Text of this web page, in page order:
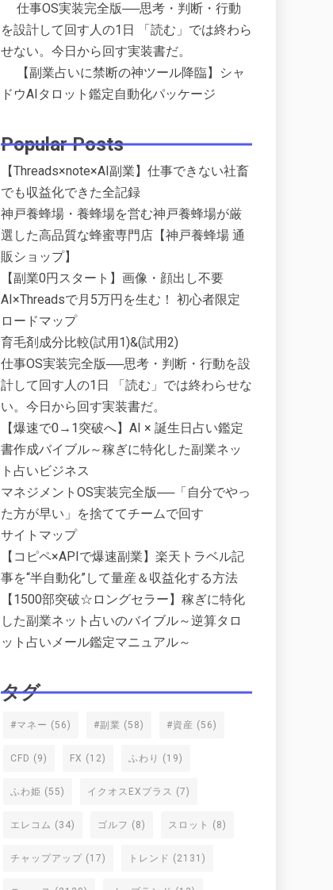
仕事OS実装完全版──思考・判断・行動
を設計して回す人の1日 「読む」では終わら
せない。今日から回す実装書だ。
【副業占いに禁断の神ツール降臨】シャ
ドウAIタロット鑑定自動化パッケージ
Popular Posts
【Threads×note×AI副業】仕事できない社畜
でも収益化できた全記録
神戸養蜂場・養蜂場を営む神戸養蜂場が厳
選した高品質な蜂蜜専門店【神戸養蜂場 通
販ショップ】
【副業0円スタート】画像・顔出し不要
AI×Threadsで月5万円を生む！ 初心者限定
ロードマップ
育毛剤成分比較(試用1)&(試用2)
仕事OS実装完全版──思考・判断・行動を設
計して回す人の1日 「読む」では終わらせな
い。今日から回す実装書だ。
【爆速で0→1突破へ】AI × 誕生日占い鑑定
書作成バイブル～稼ぎに特化した副業ネッ
ト占いビジネス
マネジメントOS実装完全版──「自分でやっ
た方が早い」を捨ててチームで回す
サイトマップ
【コピペ×APIで爆速副業】楽天トラベル記
事を“半自動化”して量産＆収益化する方法
【1500部突破☆ロングセラー】稼ぎに特化
した副業ネット占いのバイブル～逆算タロ
ット占いメール鑑定マニュアル～
タグ
#マネー (56) #副業 (58) #資産 (56)
CFD (9) FX (12) ふわり (19)
ふわ姫 (55) イクオスEXプラス (7)
エレコム (34) ゴルフ (8) スロット (8)
チャップアップ (17) トレンド (2131)